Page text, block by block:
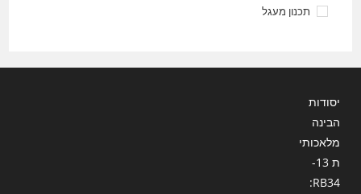
תכנון מעגל
יסודות
הבינה
מלאכותי
ת 13-
RB34: